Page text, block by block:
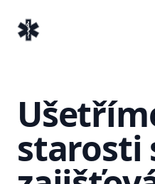
EventMedic.cz
starosti